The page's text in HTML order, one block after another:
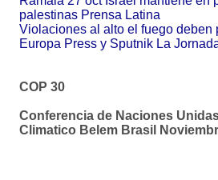
palestinas Prensa Latina
Violaciones al alto el fuego deben
Europa Press y Sputnik La
COP 30
Conferencia de Naciones
Climatico Belem Brasil